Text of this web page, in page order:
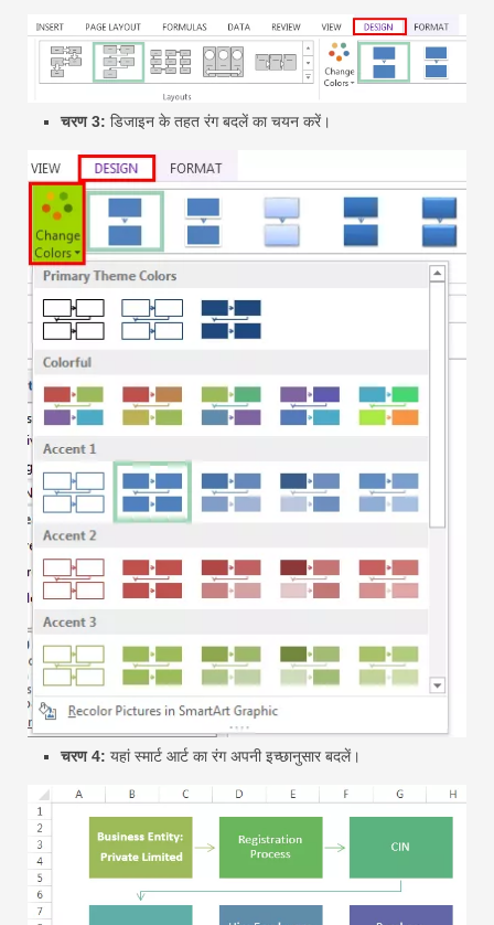
चरण 3: डिजाइन के तहत रंग बदलें का चयन करें।
चरण 4: यहां स्मार्ट आर्ट का रंग अपनी इच्छानुसार बदलें।